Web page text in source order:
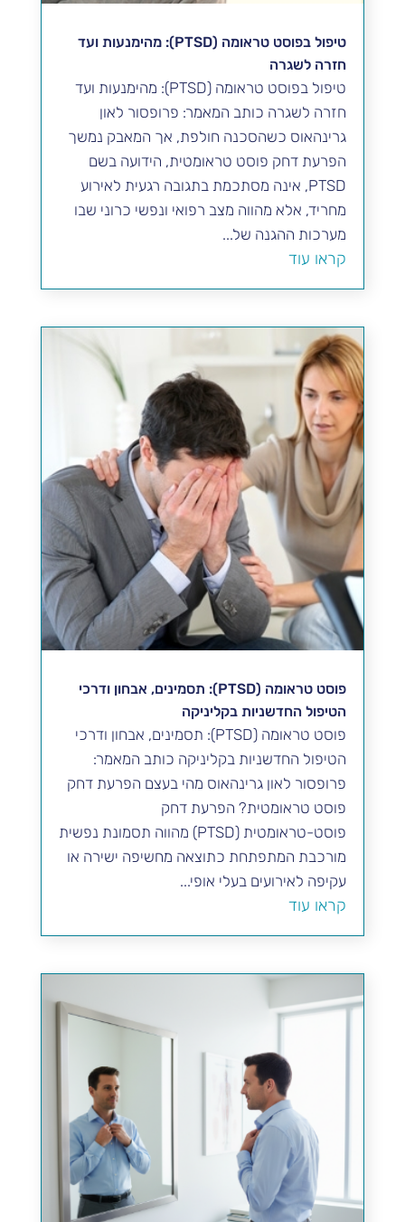
טיפול בפוסט טראומה (PTSD): מהימנעות ועד
חזרה לשגרה
טיפול בפוסט טראומה (PTSD): מהימנעות ועד
חזרה לשגרה כותב המאמר: פרופסור לאון
גרינהאוס כשהסכנה חולפת, אך המאבק נמשך
הפרעת דחק פוסט טראומטית, הידועה בשם
PTSD, אינה מסתכמת בתגובה רגעית לאירוע
מחריד, אלא מהווה מצב רפואי ונפשי כרוני שבו
מערכות ההגנה של...
קראו עוד
פוסט טראומה (PTSD): תסמינים, אבחון ודרכי
הטיפול החדשניות בקליניקה
פוסט טראומה (PTSD): תסמינים, אבחון ודרכי
הטיפול החדשניות בקליניקה כותב המאמר:
פרופסור לאון גרינהאוס מהי בעצם הפרעת דחק
פוסט טראומטית? הפרעת דחק
פוסט-טראומטית (PTSD) מהווה תסמונת נפשית
מורכבת המתפתחת כתוצאה מחשיפה ישירה או
עקיפה לאירועים בעלי אופי...
קראו עוד